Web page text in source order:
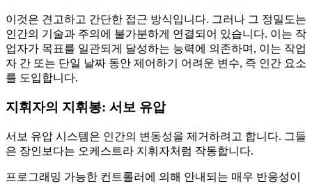
이것은 견고하고 간단한 접근 방식입니다. 그러나 그 정밀도는
인간의 기술과 주의에 불가분하게 연결되어 있습니다. 이는 작
업자가 목표를 일관되게 달성하는 능력에 의존하며, 이는 작업
자 간 또는 단일 날짜 동안 제어하기 어려운 변수, 즉 인간 요소
를 도입합니다.
지휘자의 지휘봉: 서보 유압
서보 유압 시스템은 인간의 변동성을 제거하려고 합니다. 그들
은 장인보다는 오케스트라 지휘자처럼 작동합니다.
프로그래밍 가능한 컨트롤러에 의해 안내되는 매우 반응성이